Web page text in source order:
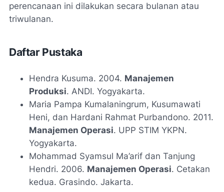
perencanaan ini dilakukan secara bulanan atau
triwulanan.
Daftar Pustaka
Hendra Kusuma. 2004. Manajemen
Produksi. ANDI. Yogyakarta.
Maria Pampa Kumalaningrum, Kusumawati
Heni, dan Hardani Rahmat Purbandono. 2011.
Manajemen Operasi. UPP STIM YKPN.
Yogyakarta.
Mohammad Syamsul Ma’arif dan Tanjung
Hendri. 2006. Manajemen Operasi. Cetakan
kedua. Grasindo. Jakarta.